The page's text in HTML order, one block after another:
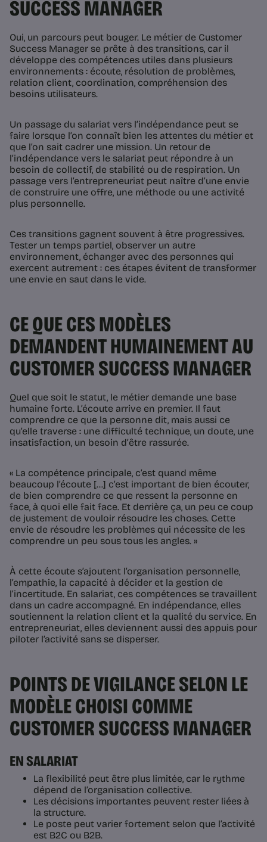
SUCCESS MANAGER
Oui, un parcours peut bouger. Le métier de Customer
Success Manager se prête à des transitions, car il
développe des compétences utiles dans plusieurs
environnements : écoute, résolution de problèmes,
relation client, coordination, compréhension des
besoins utilisateurs.
Un passage du salariat vers l’indépendance peut se
faire lorsque l’on connaît bien les attentes du métier et
que l’on sait cadrer une mission. Un retour de
l’indépendance vers le salariat peut répondre à un
besoin de collectif, de stabilité ou de respiration. Un
passage vers l’entrepreneuriat peut naître d’une envie
de construire une offre, une méthode ou une activité
plus personnelle.
Ces transitions gagnent souvent à être progressives.
Tester un temps partiel, observer un autre
environnement, échanger avec des personnes qui
exercent autrement : ces étapes évitent de transformer
une envie en saut dans le vide.
CE QUE CES MODÈLES
DEMANDENT HUMAINEMENT AU
CUSTOMER SUCCESS MANAGER
Quel que soit le statut, le métier demande une base
humaine forte. L’écoute arrive en premier. Il faut
comprendre ce que la personne dit, mais aussi ce
qu’elle traverse : une difficulté technique, un doute, une
insatisfaction, un besoin d’être rassurée.
« La compétence principale, c’est quand même
beaucoup l’écoute [...] c’est important de bien écouter,
de bien comprendre ce que ressent la personne en
face, à quoi elle fait face. Et derrière ça, un peu ce coup
de justement de vouloir résoudre les choses. Cette
envie de résoudre les problèmes qui nécessite de les
comprendre un peu sous tous les angles. »
À cette écoute s’ajoutent l’organisation personnelle,
l’empathie, la capacité à décider et la gestion de
l’incertitude. En salariat, ces compétences se travaillent
dans un cadre accompagné. En indépendance, elles
soutiennent la relation client et la qualité du service. En
entrepreneuriat, elles deviennent aussi des appuis pour
piloter l’activité sans se disperser.
POINTS DE VIGILANCE SELON LE
MODÈLE CHOISI COMME
CUSTOMER SUCCESS MANAGER
EN SALARIAT
La flexibilité peut être plus limitée, car le rythme
dépend de l’organisation collective.
Les décisions importantes peuvent rester liées à
la structure.
Le poste peut varier fortement selon que l’activité
est B2C ou B2B.